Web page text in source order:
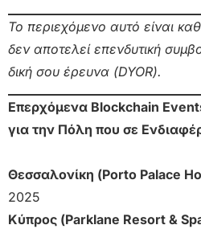
Το περιεχόμενο αυτό είναι
δεν αποτελεί επενδυτική
δική σου έρευνα (DYOR).
Επερχόμενα Blockchain
για την Πόλη που σε
Θεσσαλονίκη (Porto Palace
2025
Κύπρος (Parklane Resort &